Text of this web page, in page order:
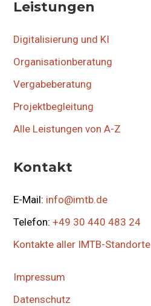
Leistungen
Digitalisierung und KI
Organisationberatung
Vergabeberatung
Projektbegleitung
Alle Leistungen von A-Z
Kontakt
E-Mail: info@imtb.de
Telefon:+49 30 440 483 24
Kontakte aller IMTB-Standorte
Impressum
Datenschutz